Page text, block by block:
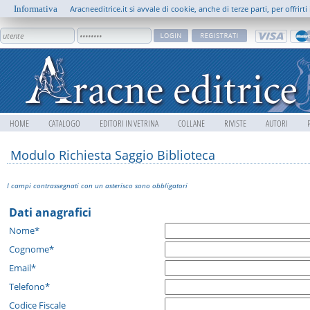
HOME CATALOGO EDITORI IN VETRINA COLLANE RIVISTE AUTORI
Modulo Richiesta Saggio Biblioteca
I campi contrassegnati con un asterisco sono obbligatori
Dati anagrafici
Nome*
Cognome*
Email*
Telefono*
Codice Fiscale
Informativa Aracneeditrice.it si avvale di cookie, anche di terze parti, per